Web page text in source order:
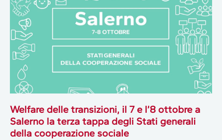
Welfare delle transizioni, il 7 e l’8 ottobre a
Salerno la terza tappa degli Stati generali
della cooperazione sociale